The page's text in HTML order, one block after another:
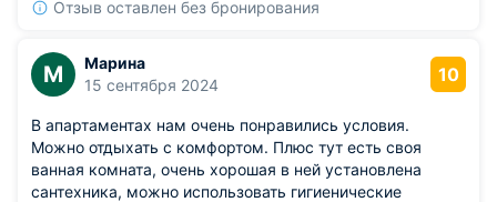
Отзыв оставлен без бронирования
М
Марина
15 сентября 2024
10
В апартаментах нам очень понравились условия.
Можно отдыхать с комфортом. Плюс тут есть своя
ванная комната, очень хорошая в ней установлена
сантехника, можно использовать гигиенические